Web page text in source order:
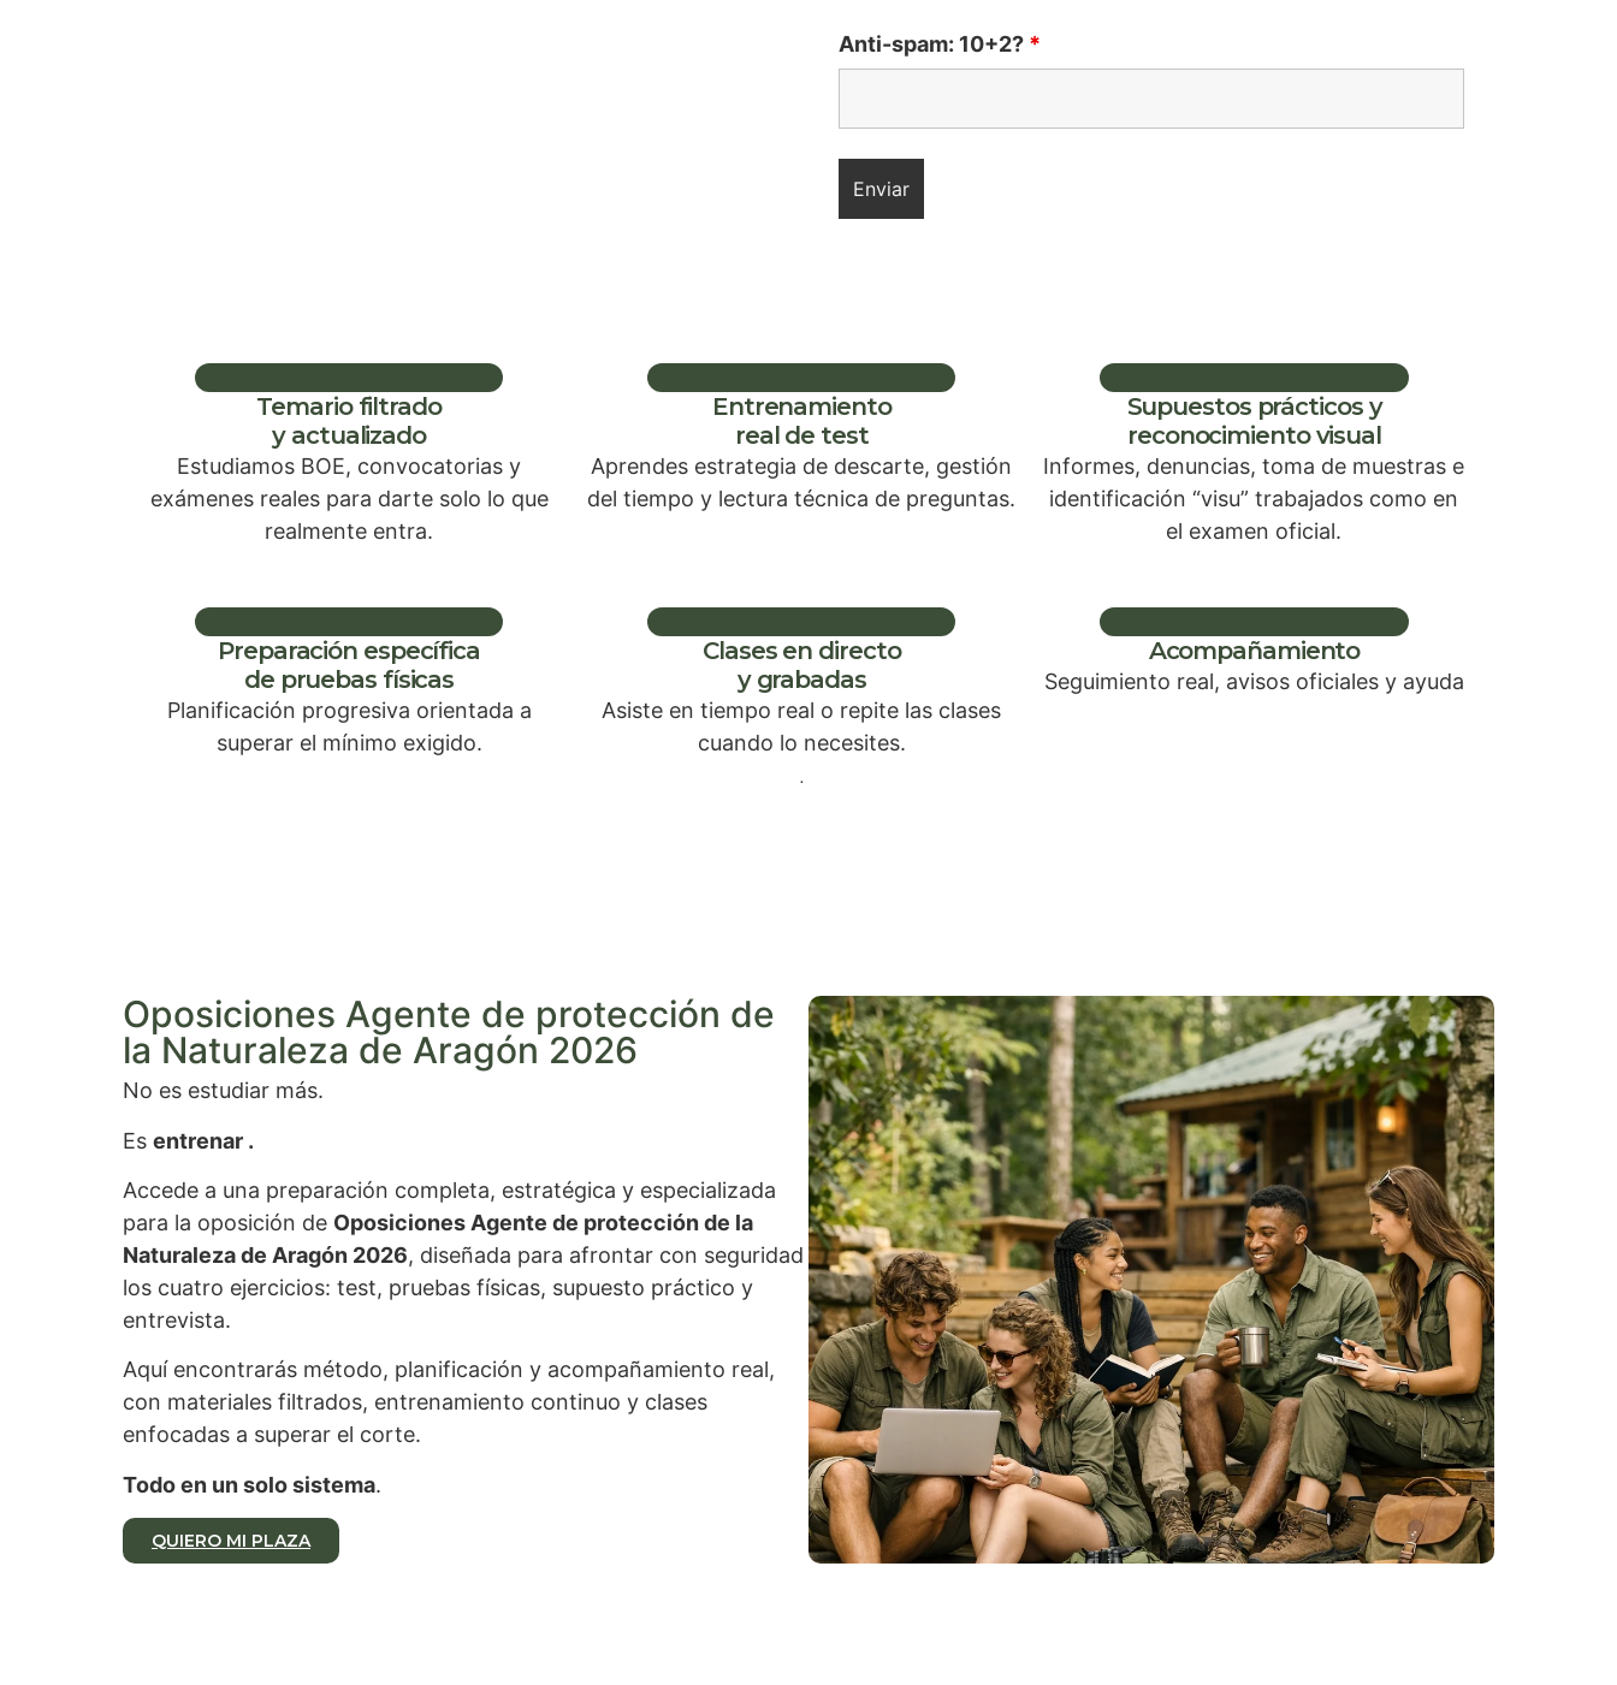
Anti-spam: 10+2? *
Temario filtrado
y actualizado
Estudiamos BOE, convocatorias y
exámenes reales para darte solo lo que
realmente entra.
Entrenamiento
real de test
Aprendes estrategia de descarte, gestión
del tiempo y lectura técnica de preguntas.
Supuestos prácticos y
reconocimiento visual
Informes, denuncias, toma de muestras e
identificación “visu” trabajados como en
el examen oficial.
Preparación específica
de pruebas físicas
Planificación progresiva orientada a
superar el mínimo exigido.
Clases en directo
y grabadas
Asiste en tiempo real o repite las clases
cuando lo necesites.
.
Acompañamiento
Seguimiento real, avisos oficiales y ayuda
Oposiciones Agente de protección de
la Naturaleza de Aragón 2026
No es estudiar más.
Es entrenar .
Accede a una preparación completa, estratégica y especializada
para la oposición de Oposiciones Agente de protección de la
Naturaleza de Aragón 2026, diseñada para afrontar con seguridad
los cuatro ejercicios: test, pruebas físicas, supuesto práctico y
entrevista.
Aquí encontrarás método, planificación y acompañamiento real,
con materiales filtrados, entrenamiento continuo y clases
enfocadas a superar el corte.
Todo en un solo sistema.
QUIERO MI PLAZA